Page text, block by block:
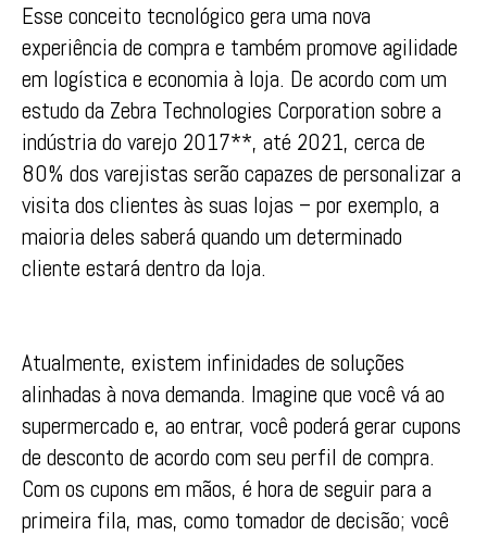
Esse conceito tecnológico gera uma nova
experiência de compra e também promove agilidade
em logística e economia à loja. De acordo com um
estudo da Zebra Technologies Corporation sobre a
indústria do varejo 2017**, até 2021, cerca de
80% dos varejistas serão capazes de personalizar a
visita dos clientes às suas lojas – por exemplo, a
maioria deles saberá quando um determinado
cliente estará dentro da loja.
Atualmente, existem infinidades de soluções
alinhadas à nova demanda. Imagine que você vá ao
supermercado e, ao entrar, você poderá gerar cupons
de desconto de acordo com seu perfil de compra.
Com os cupons em mãos, é hora de seguir para a
primeira fila, mas, como tomador de decisão; você